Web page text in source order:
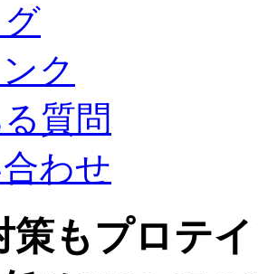
ク
質問
わせ
策もプロテ